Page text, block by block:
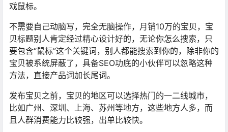
戏鼠标。
不需要自己动脑写，完全无脑操作，月销10万的宝贝，宝
贝标题别人肯定经过精心设计好的，无论你怎么搜索，只
要包含“鼠标”这个关键词，别人都能搜索到你的，除非你的
宝贝被系统屏蔽了，具备SEO功底的小伙伴可以忽略这种
方法，直接产品词加长尾词。
发布宝贝之前，宝贝的地区可以选择热门的一二线城市，
比如广州、深圳、上海、苏州等地方，这些地方人多，而
且人群消费能力比较强，出单比较快。